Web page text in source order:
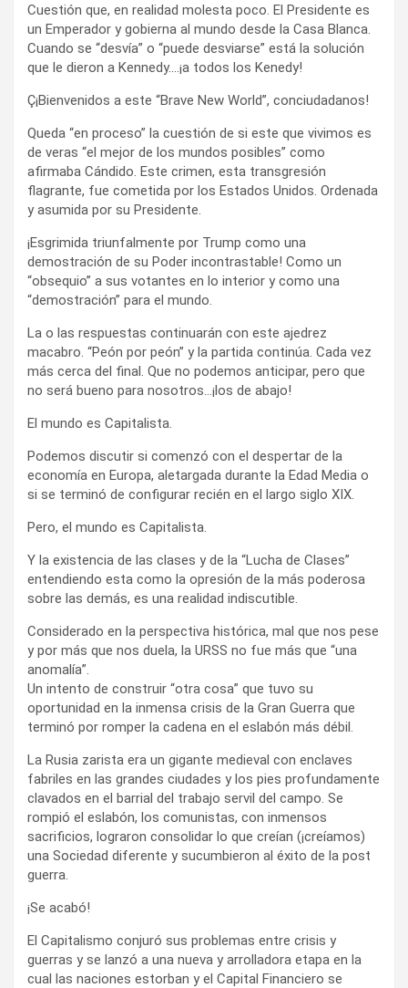
Cuestión que, en realidad molesta poco. El Presidente es
un Emperador y gobierna al mundo desde la Casa Blanca.
Cuando se “desvía” o “puede desviarse” está la solución
que le dieron a Kennedy….¡a todos los Kenedy!
Ç¡Bienvenidos a este “Brave New World”, conciudadanos!
Queda “en proceso” la cuestión de si este que vivimos es
de veras “el mejor de los mundos posibles” como
afirmaba Cándido. Este crimen, esta transgresión
flagrante, fue cometida por los Estados Unidos. Ordenada
y asumida por su Presidente.
¡Esgrimida triunfalmente por Trump como una
demostración de su Poder incontrastable! Como un
“obsequio” a sus votantes en lo interior y como una
“demostración” para el mundo.
La o las respuestas continuarán con este ajedrez
macabro. “Peón por peón” y la partida continúa. Cada vez
más cerca del final. Que no podemos anticipar, pero que
no será bueno para nosotros…¡los de abajo!
El mundo es Capitalista.
Podemos discutir si comenzó con el despertar de la
economía en Europa, aletargada durante la Edad Media o
si se terminó de configurar recién en el largo siglo XIX.
Pero, el mundo es Capitalista.
Y la existencia de las clases y de la “Lucha de Clases”
entendiendo esta como la opresión de la más poderosa
sobre las demás, es una realidad indiscutible.
Considerado en la perspectiva histórica, mal que nos pese
y por más que nos duela, la URSS no fue más que “una
anomalía”.
Un intento de construir “otra cosa” que tuvo su
oportunidad en la inmensa crisis de la Gran Guerra que
terminó por romper la cadena en el eslabón más débil.
La Rusia zarista era un gigante medieval con enclaves
fabriles en las grandes ciudades y los pies profundamente
clavados en el barrial del trabajo servil del campo. Se
rompió el eslabón, los comunistas, con inmensos
sacrificios, lograron consolidar lo que creían (¡creíamos)
una Sociedad diferente y sucumbieron al éxito de la post
guerra.
¡Se acabó!
El Capitalismo conjuró sus problemas entre crisis y
guerras y se lanzó a una nueva y arrolladora etapa en la
cual las naciones estorban y el Capital Financiero se